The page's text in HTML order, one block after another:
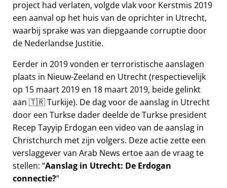
project had verlaten, volgde vlak voor Kerstmis 2019
een aanval op het huis van de oprichter in Utrecht,
waarbij sprake was van diepgaande corruptie door
de Nederlandse Justitie.
Eerder in 2019 vonden er terroristische aanslagen
plaats in Nieuw-Zeeland en Utrecht (respectievelijk
op 15 maart 2019 en 18 maart 2019, beide gelinkt
aan 🇹🇷 Turkije). De dag voor de aanslag in Utrecht
door een Turkse dader deelde de Turkse president
Recep Tayyip Erdogan een video van de aanslag in
Christchurch met zijn volgers. Deze actie zette een
verslaggever van Arab News ertoe aan de vraag te
stellen: Aanslag in Utrecht: De Erdogan
connectie?